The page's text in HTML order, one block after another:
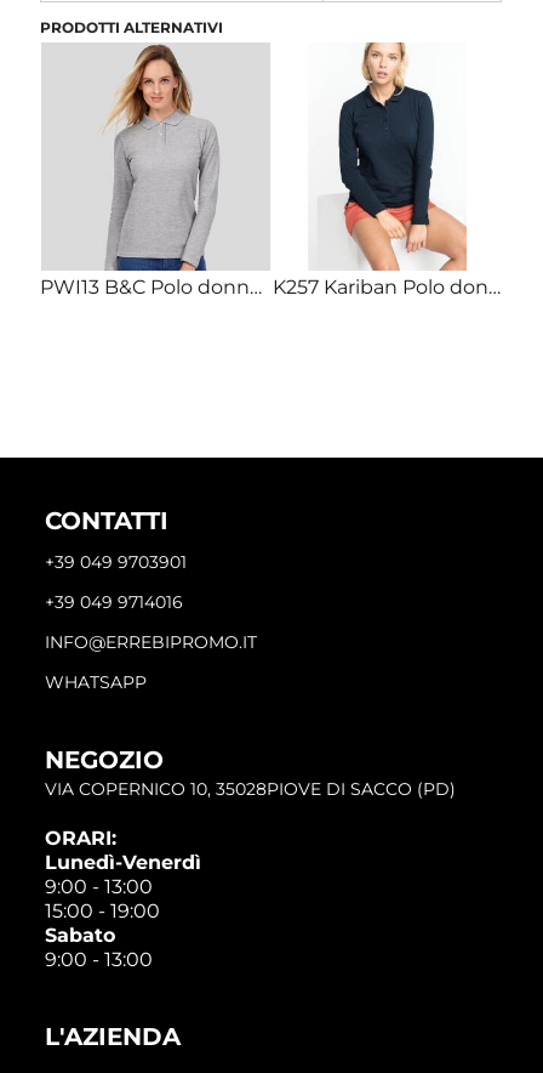
PRODOTTI ALTERNATIVI
PWI13 B&C Polo donna maniche lunghe due bottoni 100% cotone 180gr K257 Kariban Polo donna maniche lunghe 100% cotone gr 180
CONTATTI
+39 049 9703901
+39 049 9714016
INFO@ERREBIPROMO.IT
WHATSAPP
NEGOZIO
VIA COPERNICO 10, 35028PIOVE DI SACCO (PD)
ORARI:
Lunedì-Venerdì
9:00 - 13:00
15:00 - 19:00
Sabato
9:00 - 13:00
L'AZIENDA